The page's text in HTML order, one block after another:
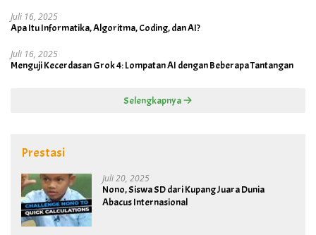
Juli 16, 2025
Apa Itu Informatika, Algoritma, Coding, dan AI?
Juli 16, 2025
Menguji Kecerdasan Grok 4: Lompatan AI dengan Beberapa Tantangan
Selengkapnya
Prestasi
Juli 20, 2025
Nono, Siswa SD dari Kupang Juara Dunia
Abacus Internasional